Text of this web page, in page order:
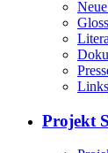
Links
Projekt